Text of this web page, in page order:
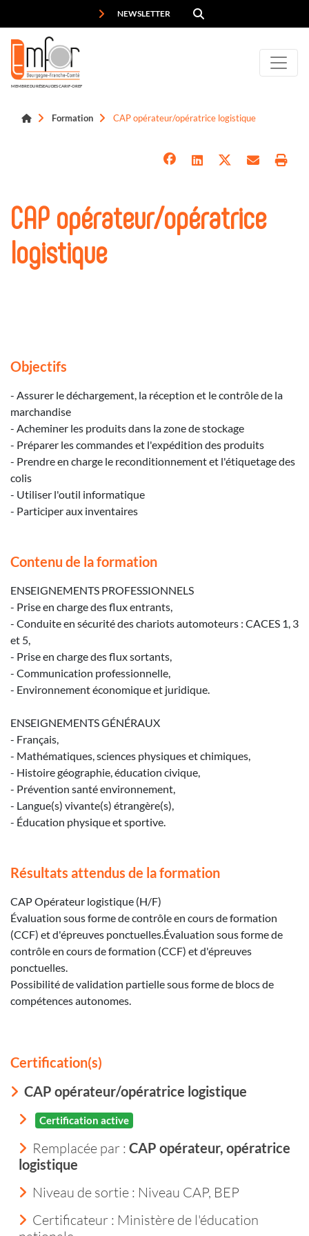
NEWSLETTER
MEMBRE DU RÉSEAU DES CARIF-OREF
Formation CAP opérateur/opératrice logistique
CAP opérateur/opératrice
logistique
Objectifs
- Assurer le déchargement, la réception et le contrôle de la
marchandise
- Acheminer les produits dans la zone de stockage
- Préparer les commandes et l'expédition des produits
- Prendre en charge le reconditionnement et l'étiquetage des
colis
- Utiliser l'outil informatique
- Participer aux inventaires
Contenu de la formation
ENSEIGNEMENTS PROFESSIONNELS
- Prise en charge des flux entrants,
- Conduite en sécurité des chariots automoteurs : CACES 1, 3
et 5,
- Prise en charge des flux sortants,
- Communication professionnelle,
- Environnement économique et juridique.
ENSEIGNEMENTS GÉNÉRAUX
- Français,
- Mathématiques, sciences physiques et chimiques,
- Histoire géographie, éducation civique,
- Prévention santé environnement,
- Langue(s) vivante(s) étrangère(s),
- Éducation physique et sportive.
Résultats attendus de la formation
CAP Opérateur logistique (H/F)
Évaluation sous forme de contrôle en cours de formation
(CCF) et d'épreuves ponctuelles.Évaluation sous forme de
contrôle en cours de formation (CCF) et d'épreuves
ponctuelles.
Possibilité de validation partielle sous forme de blocs de
compétences autonomes.
Certification(s)
CAP opérateur/opératrice logistique
Certification active
Remplacée par : CAP opérateur, opératrice
logistique
Niveau de sortie : Niveau CAP, BEP
Certificateur : Ministère de l'éducation
Panneau de gestion des cookies